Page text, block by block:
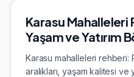
Karasu Mahalleleri
Yaşam ve Yatırım
Karasu mahalleleri rehberi:
aralıkları, yaşam kalitesi ve